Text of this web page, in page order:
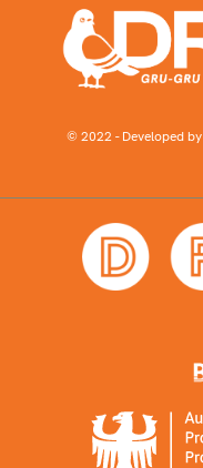
© 2022 - Developed by